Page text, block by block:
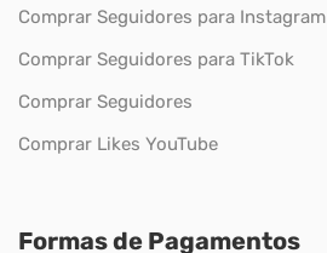
Comprar Seguidores para Instagram
Comprar Seguidores para TikTok
Comprar Seguidores
Comprar Likes YouTube
Formas de Pagamentos